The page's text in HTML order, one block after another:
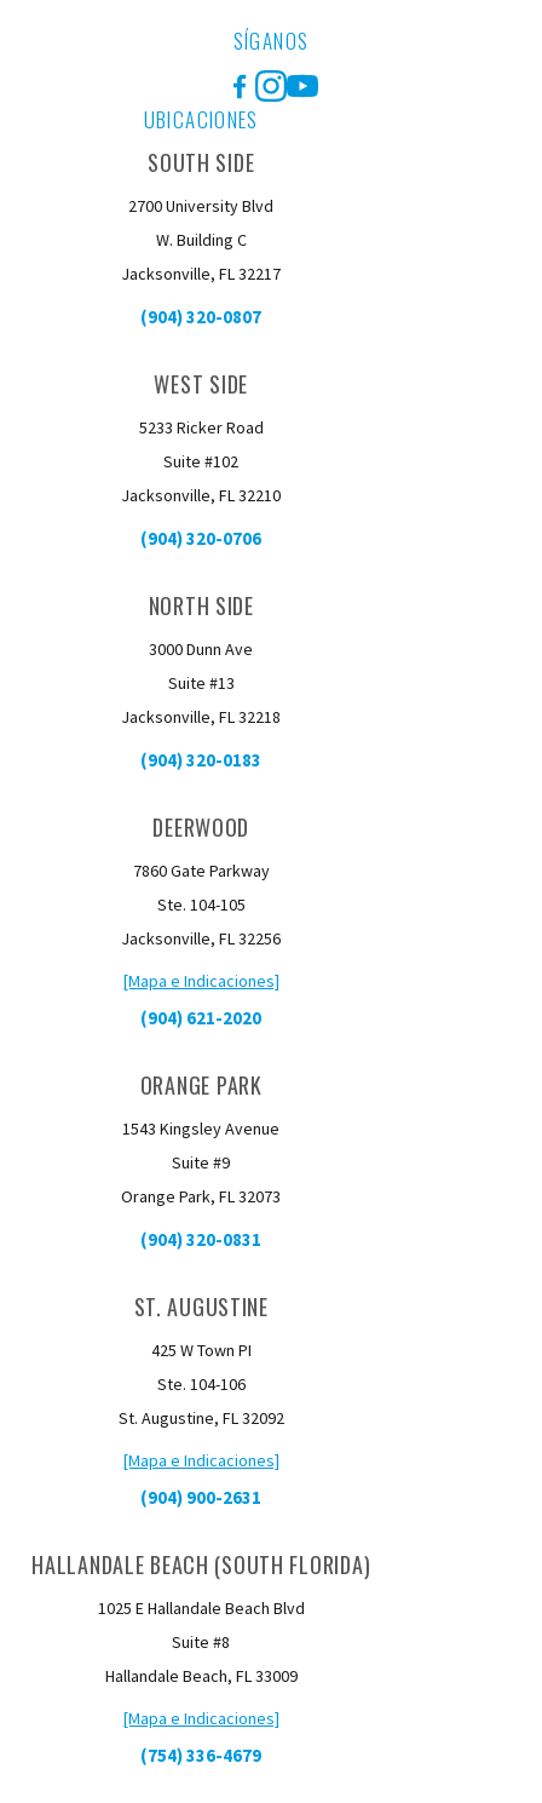
SÍGANOS
Facebook
Instagram
YouTube
UBICACIONES
SOUTH SIDE
2700 University Blvd
W. Building C
Jacksonville, FL 32217
(904) 320-0807
WEST SIDE
5233 Ricker Road
Suite #102
Jacksonville, FL 32210
(904) 320-0706
NORTH SIDE
3000 Dunn Ave
Suite #13
Jacksonville, FL 32218
(904) 320-0183
DEERWOOD
7860 Gate Parkway
Ste. 104-105
Jacksonville, FL 32256
[Mapa e Indicaciones]
(904) 621-2020
ORANGE PARK
1543 Kingsley Avenue
Suite #9
Orange Park, FL 32073
(904) 320-0831
ST. AUGUSTINE
425 W Town PI
Ste. 104-106
St. Augustine, FL 32092
[Mapa e Indicaciones]
(904) 900-2631
HALLANDALE BEACH (SOUTH FLORIDA)
1025 E Hallandale Beach Blvd
Suite #8
Hallandale Beach, FL 33009
[Mapa e Indicaciones]
(754) 336-4679